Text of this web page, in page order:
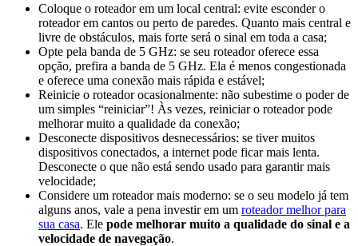
Coloque o roteador em um local central: evite esconder o
roteador em cantos ou perto de paredes. Quanto mais central e
livre de obstáculos, mais forte será o sinal em toda a casa;
Opte pela banda de 5 GHz: se seu roteador oferece essa
opção, prefira a banda de 5 GHz. Ela é menos congestionada
e oferece uma conexão mais rápida e estável;
Reinicie o roteador ocasionalmente: não subestime o poder de
um simples “reiniciar”! Às vezes, reiniciar o roteador pode
melhorar muito a qualidade da conexão;
Desconecte dispositivos desnecessários: se tiver muitos
dispositivos conectados, a internet pode ficar mais lenta.
Desconecte o que não está sendo usado para garantir mais
velocidade;
Considere um roteador mais moderno: se o seu modelo já tem
alguns anos, vale a pena investir em um roteador melhor para
sua casa. Ele pode melhorar muito a qualidade do sinal e a
velocidade de navegação.